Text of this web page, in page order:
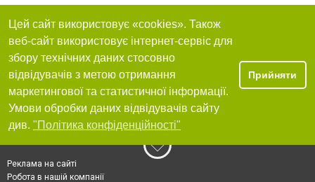
Цей сайт використовує «cookies». Також
веб-сайт використовує інтернет-сервіс для
збору технічних даних стосовно
відвідувачів з метою отримання
маркетингової та статистичної інформації.
Умови обробки даних відвідувачів сайту
див. "Політика конфіденційності"
Прийняти
Реклама на сайті
Робота в нашій компанії